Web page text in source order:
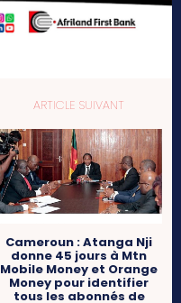
ARTICLE SUIVANT
Cameroun : Atanga Nji
donne 45 jours à Mtn
Mobile Money et Orange
Money pour identifier
tous les abonnés de